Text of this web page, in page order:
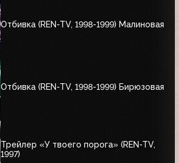
Отбивка (REN-TV, 1998-1999) Малиновая
Отбивка (REN-TV, 1998-1999) Бирюзовая
Трейлер «У твоего порога» (REN-TV,
1997)